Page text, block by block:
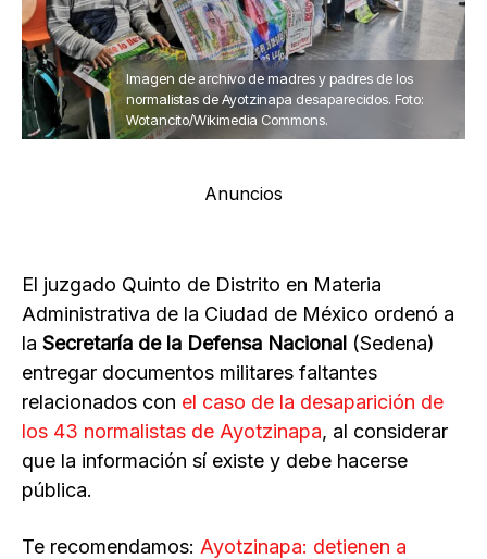
Imagen de archivo de madres y padres de los
normalistas de Ayotzinapa desaparecidos. Foto:
Wotancito/Wikimedia Commons.
Anuncios
El juzgado Quinto de Distrito en Materia
Administrativa de la Ciudad de México ordenó a
la Secretaría de la Defensa Nacional (Sedena)
entregar documentos militares faltantes
relacionados con el caso de la desaparición de
los 43 normalistas de Ayotzinapa, al considerar
que la información sí existe y debe hacerse
pública.
Te recomendamos: Ayotzinapa: detienen a